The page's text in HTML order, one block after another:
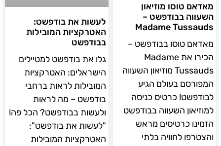
מאדאם טוסו מוזיאון
השעווה בבודפשט –
Madame Tussauds
מאדאם טוסו בבודפשט –
הכירו את Madame
Tussauds מוזיאון השעווה
המפורסם בעולם הגיע
לבודפשט! כרטיס כניסה
למוזיאון השעווה בבודפשט
הזמינו כרטיסים מראש
והצטרפו לחוויה בלתי
לעשות את בודפשט:
האטרקציות המובילות
בבודפשט
גלו את בודפשט למטיילים
הישראלים: האטרקציות
המובילות לראות ברחבי
בודפשט – מה לראות
ולעשות בבודפשט? הכל פה!
"לעשות את בודפשט":
האטרקציות המובילות